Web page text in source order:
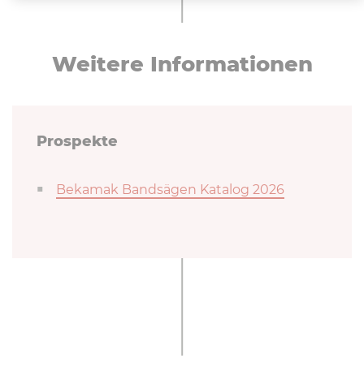
Weitere In­for­ma­tio­nen
Prospekte
Bekamak Bandsägen Katalog 2026